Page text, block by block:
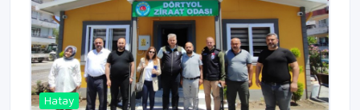
Hatay